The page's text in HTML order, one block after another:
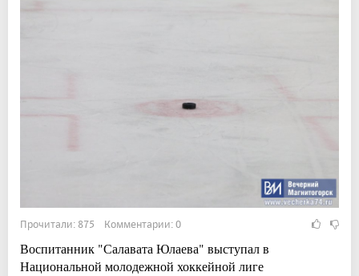
Прочитали: 875 Комментарии: 0
Воспитанник "Салавата Юлаева" выступал в
Национальной молодежной хоккейной лиге